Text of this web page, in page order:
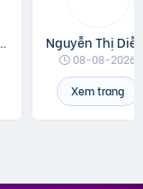
08-08-2026
Xem trang